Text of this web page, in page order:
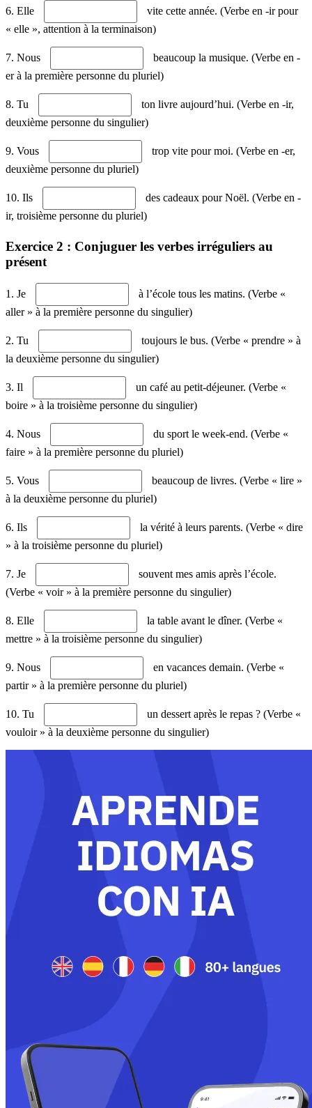
6. Elle
vite cette année. (Verbe en -ir pour
« elle », attention à la terminaison)
7. Nous
beaucoup la musique. (Verbe en -
er à la première personne du pluriel)
8. Tu
ton livre aujourd’hui. (Verbe en -ir,
deuxième personne du singulier)
9. Vous
trop vite pour moi. (Verbe en -er,
deuxième personne du pluriel)
10. Ils
des cadeaux pour Noël. (Verbe en -
ir, troisième personne du pluriel)
Exercice 2 : Conjuguer les verbes irréguliers au
présent
1. Je
à l’école tous les matins. (Verbe «
aller » à la première personne du singulier)
2. Tu
toujours le bus. (Verbe « prendre » à
la deuxième personne du singulier)
3. Il
un café au petit-déjeuner. (Verbe «
boire » à la troisième personne du singulier)
4. Nous
du sport le week-end. (Verbe «
faire » à la première personne du pluriel)
5. Vous
beaucoup de livres. (Verbe « lire »
à la deuxième personne du pluriel)
6. Ils
la vérité à leurs parents. (Verbe « dire
» à la troisième personne du pluriel)
7. Je
souvent mes amis après l’école.
(Verbe « voir » à la première personne du singulier)
8. Elle
la table avant le dîner. (Verbe «
mettre » à la troisième personne du singulier)
9. Nous
en vacances demain. (Verbe «
partir » à la première personne du pluriel)
10. Tu
un dessert après le repas ? (Verbe «
vouloir » à la deuxième personne du singulier)